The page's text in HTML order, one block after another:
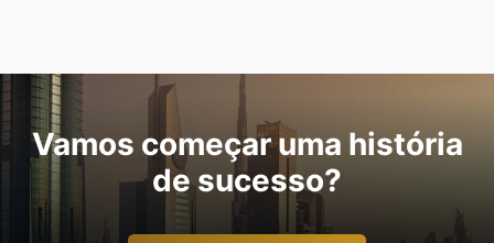
Vamos começar uma história
de sucesso?